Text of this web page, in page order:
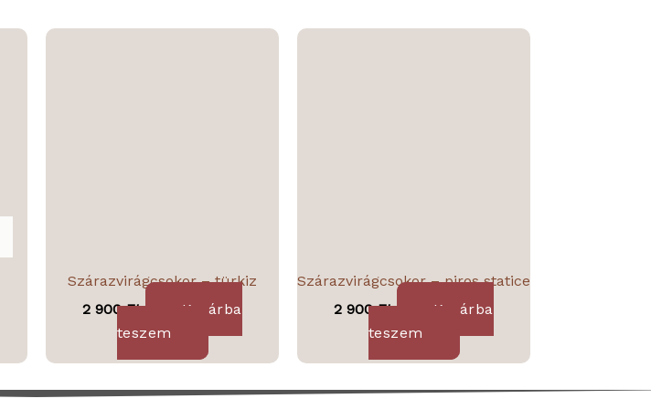
Szárazvirágcsokor – türkiz
2 900Ft
Kosárba
teszem
Szárazvirágcsokor – piros statice
2 900Ft
Kosárba
teszem